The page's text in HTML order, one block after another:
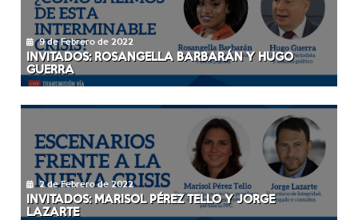
9 de Febrero de 2022
INVITADOS: ROSANGELLA BARBARÁN Y HUGO
GUERRA
2 de Febrero de 2022
INVITADOS: MARISOL PÉREZ TELLO Y JORGE
LAZARTE